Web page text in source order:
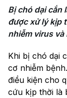
Bị chó dại cắn
được xử lý kịp
nhiễm virus và
Khi bị chó dại
cơ nhiễm
điều kiện cho
cứu kịp thời là